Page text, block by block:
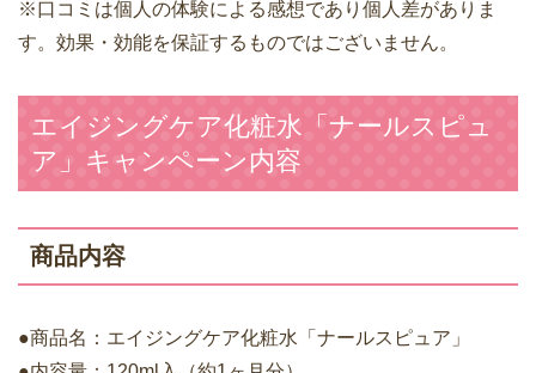
※口コミは個人の体験による感想であり個人差がありま
す。効果・効能を保証するものではございません。
エイジングケア化粧水「ナールスピュ
ア」キャンペーン内容
商品内容
●商品名：エイジングケア化粧水「ナールスピュア」